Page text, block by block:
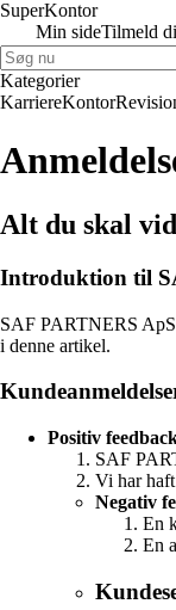
SuperKontor
Min sideTilmeld
Kategorier
KarriereKontor
Alt du skal
Introduktion til
SAF PARTNERS
i denne artikel.
Positiv
SAF
Vi har
Negativ
En
En